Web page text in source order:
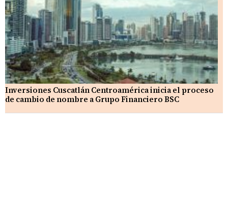
Inversiones Cuscatlán Centroamérica inicia el proceso
de cambio de nombre a Grupo Financiero BSC